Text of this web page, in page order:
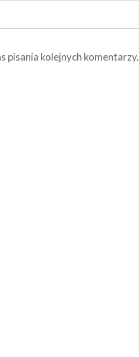
pisania kolejnych komentarzy.